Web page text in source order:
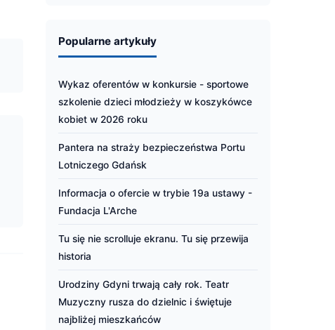
Popularne artykuły
Wykaz oferentów w konkursie - sportowe
szkolenie dzieci młodzieży w koszykówce
kobiet w 2026 roku
Pantera na straży bezpieczeństwa Portu
Lotniczego Gdańsk
Informacja o ofercie w trybie 19a ustawy -
Fundacja L'Arche
Tu się nie scrolluje ekranu. Tu się przewija
historia
Urodziny Gdyni trwają cały rok. Teatr
Muzyczny rusza do dzielnic i świętuje
najbliżej mieszkańców